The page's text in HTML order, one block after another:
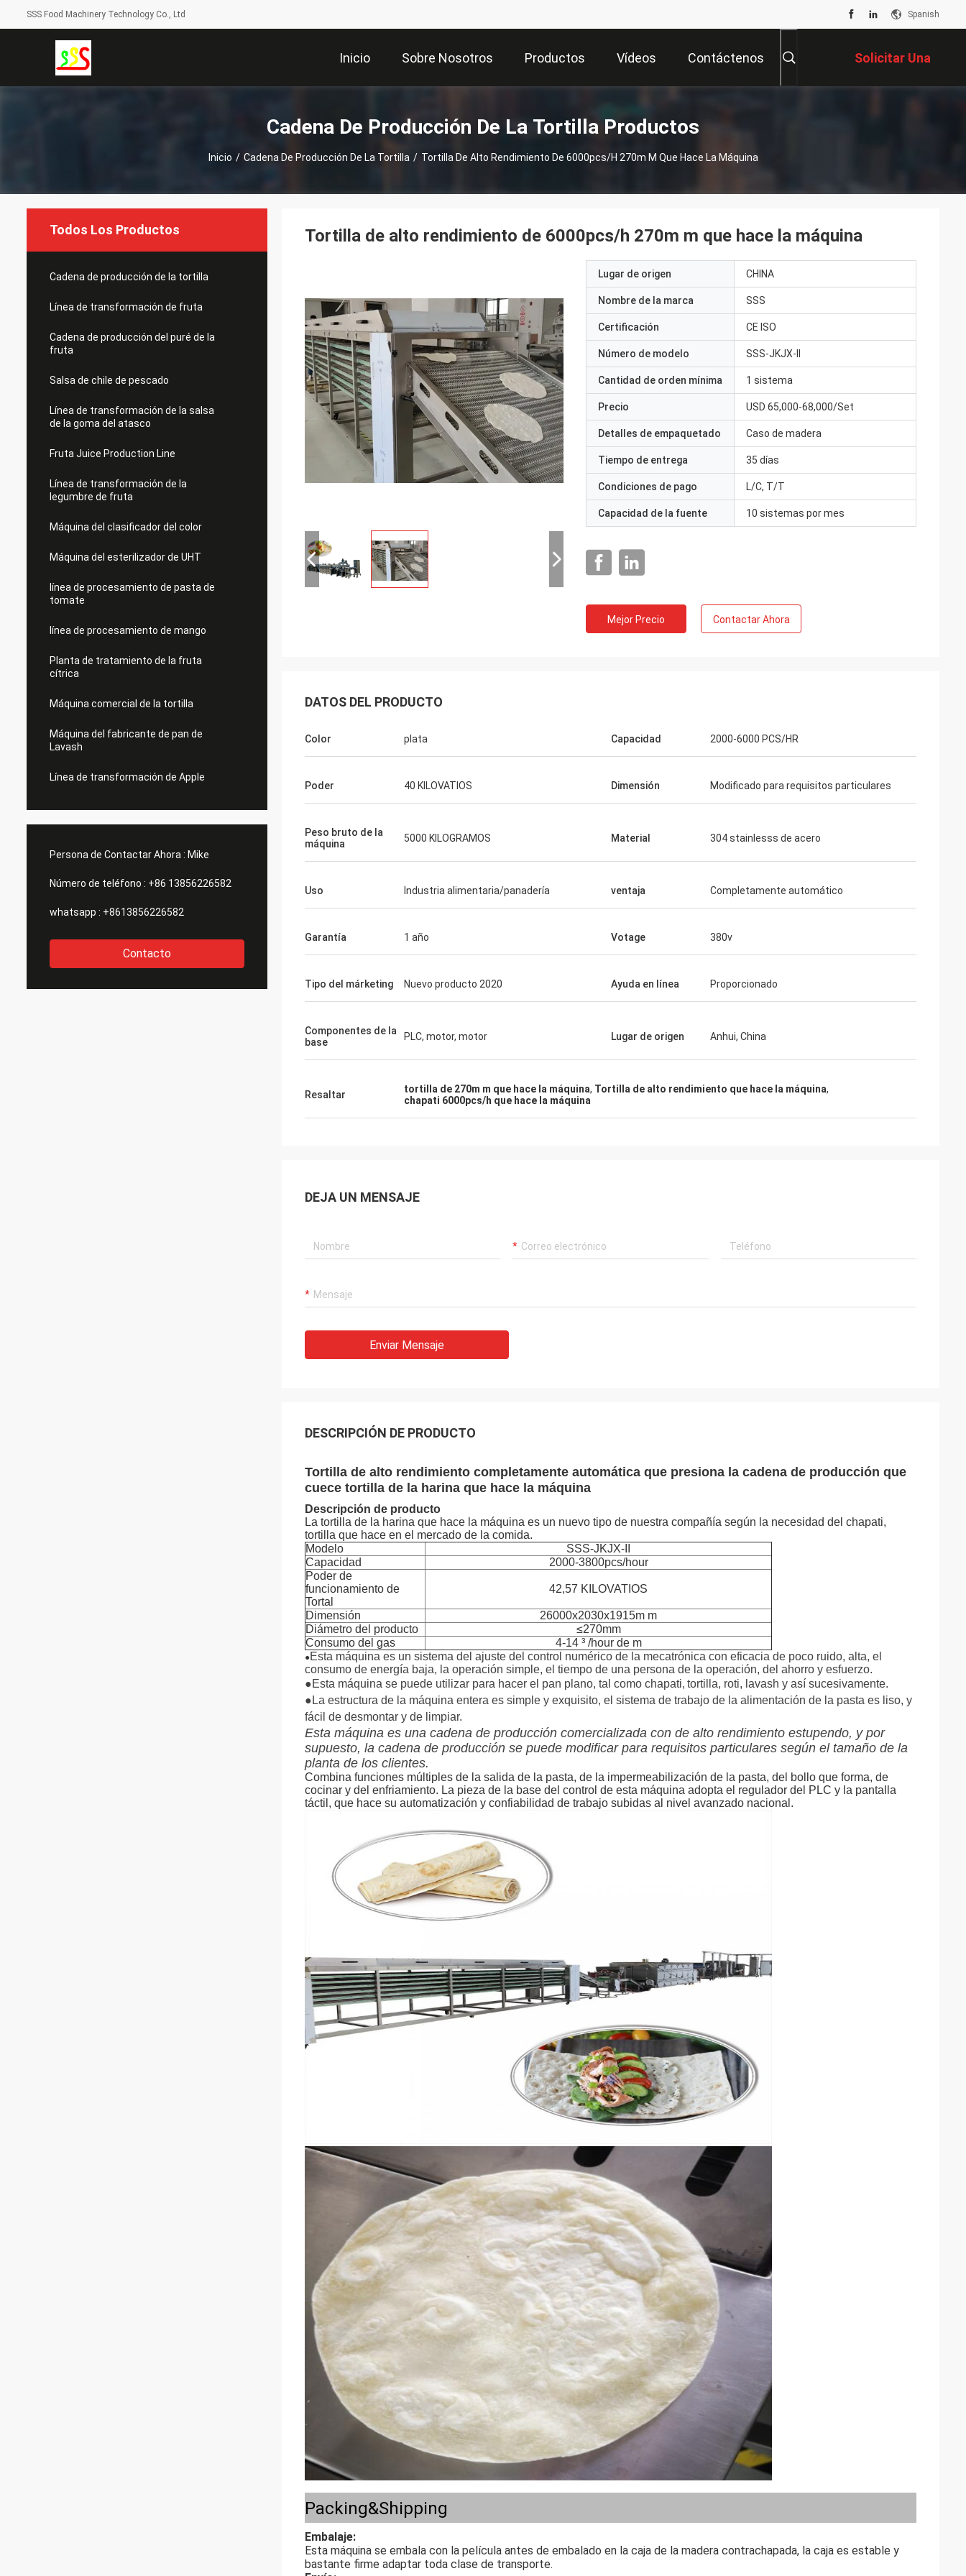
SSS Food Machinery Technology Co., Ltd Spanish
Inicio Sobre Nosotros Productos Vídeos Contáctenos Solicitar Una
Cotización
Cadena De Producción De La Tortilla Productos
Inicio / Cadena De Producción De La Tortilla / Tortilla De Alto Rendimiento De 6000pcs/h 270m M Que Hace La Máquina
Todos Los Productos
Cadena de producción de la tortilla
Línea de transformación de fruta
Cadena de producción del puré de la
fruta
Salsa de chile de pescado
Línea de transformación de la salsa
de la goma del atasco
Fruta Juice Production Line
Línea de transformación de la
legumbre de fruta
Máquina del clasificador del color
Máquina del esterilizador de UHT
línea de procesamiento de pasta de
tomate
línea de procesamiento de mango
Planta de tratamiento de la fruta
cítrica
Máquina comercial de la tortilla
Máquina del fabricante de pan de
Lavash
Línea de transformación de Apple
Persona de Contactar Ahora : Mike
Número de teléfono : +86 13856226582
whatsapp : +8613856226582
Contacto
Tortilla de alto rendimiento de 6000pcs/h 270m m que hace la máquina
Lugar de origen CHINA
Nombre de la marca SSS
Certificación CE ISO
Número de modelo SSS-JKJX-II
Cantidad de orden mínima 1 sistema
Precio USD 65,000-68,000/Set
Detalles de empaquetado Caso de madera
Tiempo de entrega 35 días
Condiciones de pago L/C, T/T
Capacidad de la fuente 10 sistemas por mes
Mejor Precio Contactar Ahora
DATOS DEL PRODUCTO
Color plata Capacidad 2000-6000 PCS/HR
Poder 40 KILOVATIOS Dimensión Modificado para requisitos particulares
Peso bruto de la
máquina
5000 KILOGRAMOS Material 304 stainlesss de acero
Uso Industria alimentaria/panadería ventaja Completamente automático
Garantía 1 año Votage 380v
Tipo del márketing Nuevo producto 2020 Ayuda en línea Proporcionado
Componentes de la
base
PLC, motor, motor Lugar de origen Anhui, China
Resaltar tortilla de 270m m que hace la máquina, Tortilla de alto rendimiento que hace la máquina,
chapati 6000pcs/h que hace la máquina
DEJA UN MENSAJE
Enviar Mensaje
DESCRIPCIÓN DE PRODUCTO
Tortilla de alto rendimiento completamente automática que presiona la cadena de producción que
cuece tortilla de la harina que hace la máquina
Descripción de producto
La tortilla de la harina que hace la máquina es un nuevo tipo de nuestra compañía según la necesidad del chapati,
tortilla que hace en el mercado de la comida.
Modelo
SSS-JKJX-II
Capacidad
2000-3800pcs/hour
Poder de
funcionamiento de
Tortal
42,57 KILOVATIOS
Dimensión
26000x2030x1915m m
Diámetro del producto
≤270mm
Consumo del gas
4-14 ³ /hour de m
●Esta máquina es un sistema del ajuste del control numérico de la mecatrónica con eficacia de poco ruido, alta, el
consumo de energía baja, la operación simple, el tiempo de una persona de la operación, del ahorro y esfuerzo.
●Esta máquina se puede utilizar para hacer el pan plano, tal como chapati, tortilla, roti, lavash y así sucesivamente.
●La estructura de la máquina entera es simple y exquisito, el sistema de trabajo de la alimentación de la pasta es liso, y
fácil de desmontar y de limpiar.
Esta máquina es una cadena de producción comercializada con de alto rendimiento estupendo, y por
supuesto, la cadena de producción se puede modificar para requisitos particulares según el tamaño de la
planta de los clientes.
Combina funciones múltiples de la salida de la pasta, de la impermeabilización de la pasta, del bollo que forma, de
cocinar y del enfriamiento. La pieza de la base del control de esta máquina adopta el regulador del PLC y la pantalla
táctil, que hace su automatización y confiabilidad de trabajo subidas al nivel avanzado nacional.
Packing&Shipping
Embalaje:
Esta máquina se embala con la película antes de embalado en la caja de la madera contrachapada, la caja es estable y
bastante firme adaptar toda clase de transporte.